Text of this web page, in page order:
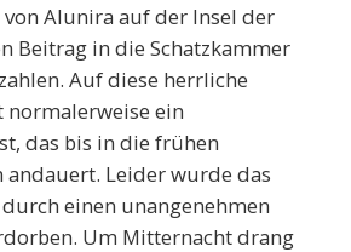
Alunira auf der Insel der
Beitrag in die Schatzkammer
Auf diese herrliche
ein
das bis in die frühen
Leider wurde das
durch einen unangenehmen
Um Mitternacht drang